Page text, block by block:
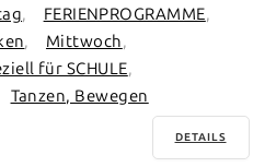
FERIENPROGRAMME
Mittwoch
für SCHULE
Tanzen, Bewegen
DETAILS